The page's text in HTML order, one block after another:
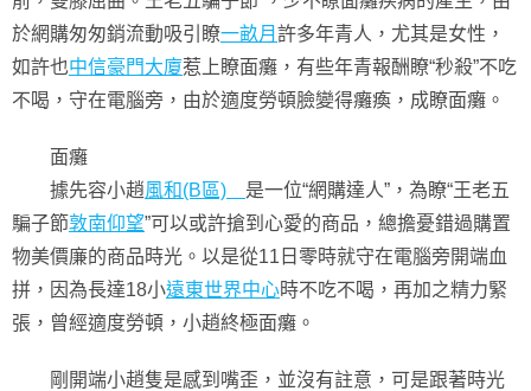
於網購匆匆銷流動吸引瞭一畝月 許多年青人，尤其是女性，
如許也中信豪門大廈惹上瞭面癱，有些年青報酬瞭“秒殺”不吃
不喝，守在電腦旁，由於適度勞頓臉變得癱瘓，成瞭面癱。
面癱
據先容小趙風和(B區) 是一位“網購達人”，為瞭“王老五
騙子節敦南仰望”可以或許搶到心愛的商品，總擔憂錯過購置
物美價廉的商品時光。以是從11日零時就守在電腦旁開端血
拼，因為長達18小遠東世界中心時不吃不喝，再加之精力緊
張，曾經適度勞頓，小趙終極面癱。
剛開端小趙隻是感到嘴歪，並沒有註意，可是跟著時光